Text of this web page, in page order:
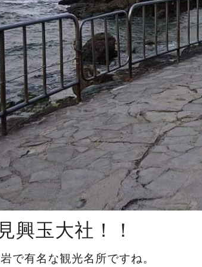
興玉大社！！
で有名な観光名所ですね。